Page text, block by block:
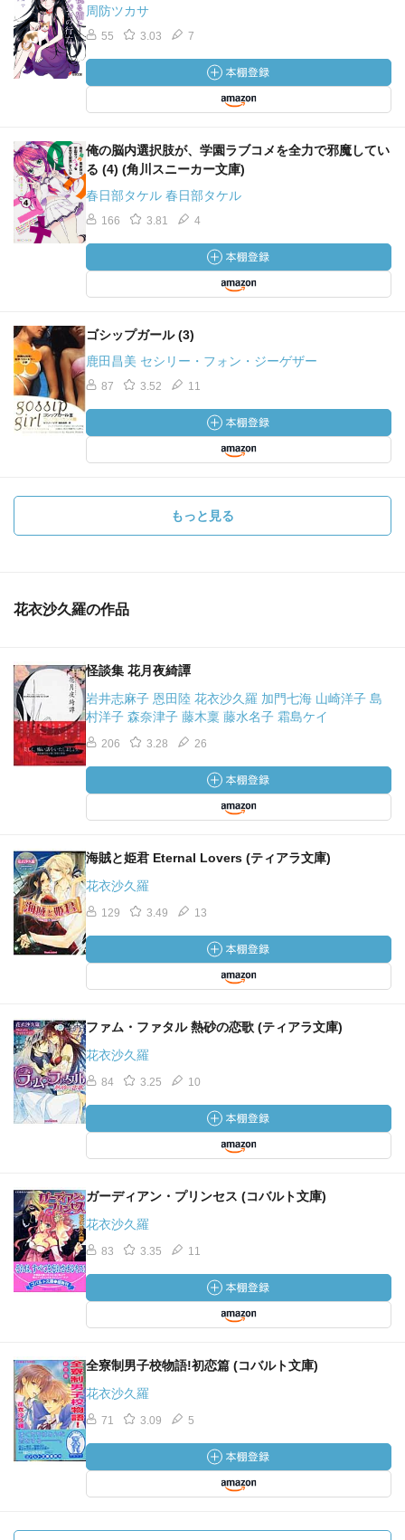
周防ツカサ
55 3.03 7
俺の脳内選択肢が、学園ラブコメを全力で邪魔してい
る (4) (角川スニーカー文庫)
春日部タケル 春日部タケル
166 3.81 4
ゴシップガール (3)
鹿田昌美 セシリー・フォン・ジーゲザー
87 3.52 11
もっと見る
花衣沙久羅の作品
怪談集 花月夜綺譚
岩井志麻子 恩田陸 花衣沙久羅 加門七海 山崎洋子 島
村洋子 森奈津子 藤木稟 藤水名子 霜島ケイ
206 3.28 26
海賊と姫君 Eternal Lovers (ティアラ文庫)
花衣沙久羅
129 3.49 13
ファム・ファタル 熱砂の恋歌 (ティアラ文庫)
花衣沙久羅
84 3.25 10
ガーディアン・プリンセス (コバルト文庫)
花衣沙久羅
83 3.35 11
全寮制男子校物語!初恋篇 (コバルト文庫)
花衣沙久羅
71 3.09 5